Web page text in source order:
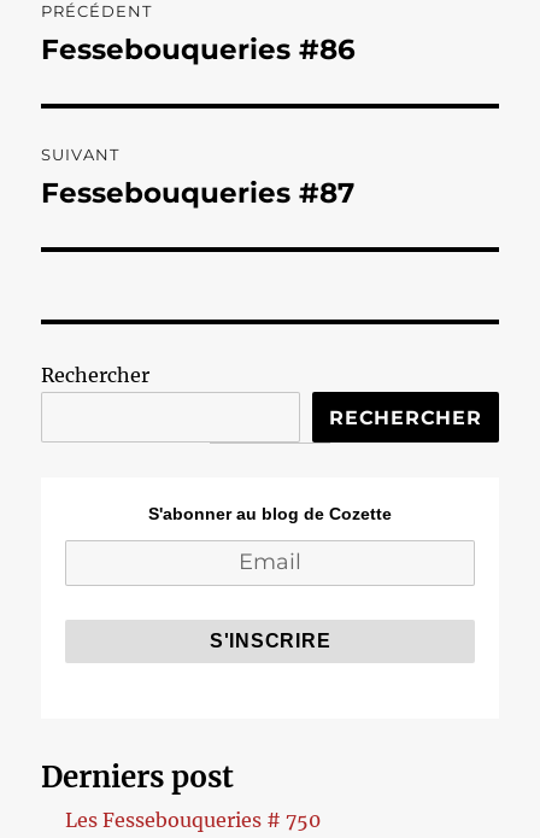
de
PRÉCÉDENT
Publication
Fessebouqueries #86
SUIVANT
Publication
Fessebouqueries #87
Rechercher
RECHERCHER
S'abonner au blog de Cozette
Derniers post
Les Fessebouqueries # 750